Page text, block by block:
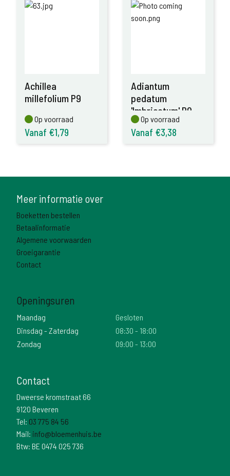
Achillea
millefolium P9
Op voorraad
Op voorraad
Vanaf €1,79
Adiantum
pedatum
'Imbricatum' P9
Op voorraad
Op voorraad
Vanaf €3,38
Meer informatie over
Boeketten bestellen
Betaalinformatie
Algemene voorwaarden
Groeigarantie
Contact
Openingsuren
Maandag
Gesloten
Dinsdag - Zaterdag
08:30 - 18:00
Zondag
09:00 - 13:00
Contact
Dweerse kromstraat 66
9120 Beveren
Tel: 03 775 84 56
Mail: info@bloemenhuis.be
Btw: BE 0474 025 736